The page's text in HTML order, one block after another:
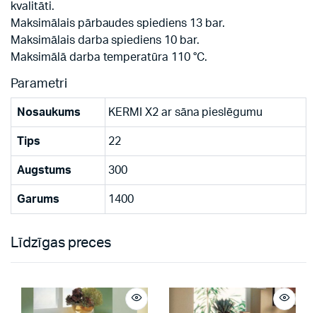
kvalitāti.
Maksimālais pārbaudes spiediens 13 bar.
Maksimālais darba spiediens 10 bar.
Maksimālā darba temperatūra 110 °C.
Parametri
Nosaukums KERMI X2 ar sāna pieslēgumu
Tips 22
Augstums 300
Garums 1400
Līdzīgas preces